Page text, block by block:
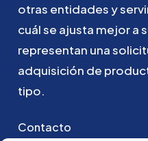
otras entidadesy
cuálse ajusta mejora
representan una
adquisición de
tipo.
Contacto